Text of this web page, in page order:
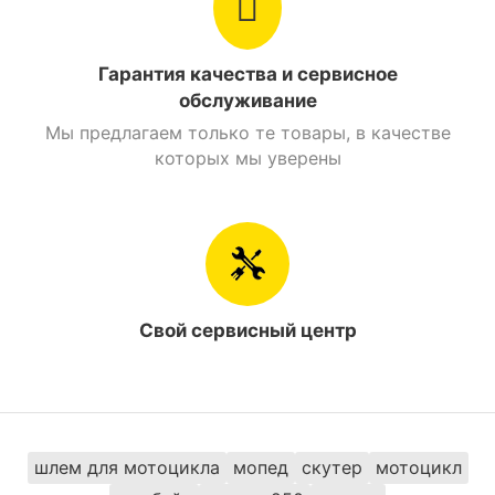
Превосходные динамические качества и
простое управление.
Все эти качества делают модель SP150S-24 синего
цвета отличным вариантом для езды по городу,
курьерской доставки и даже поездок на средние
дистанции.
Днепр, Одесса, Харьков, Львов, Запорожье,
Винница, Кривой Рог, Полтава, Черкассы,
Кропивницкий, Ровно, Хмельницкий, Кременчуг,
Житомир, Сумы, Тернополь, Чернигов, Ужгород
Гарантия качества и сервисное
обслуживание
Мы предлагаем только те товары, в качестве
которых мы уверены
Свой сервисный центр
шлем для мотоцикла мопед скутер
мотоцикл